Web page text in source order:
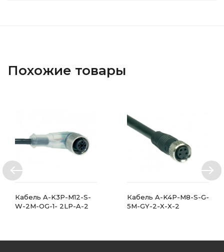
Похожие товары
Кабель A-K3P-M12-S-
W-2M-OG-1- 2LP-A-2
Кабель A-K4P-M8-S-G-
5M-GY-2-X-X-2